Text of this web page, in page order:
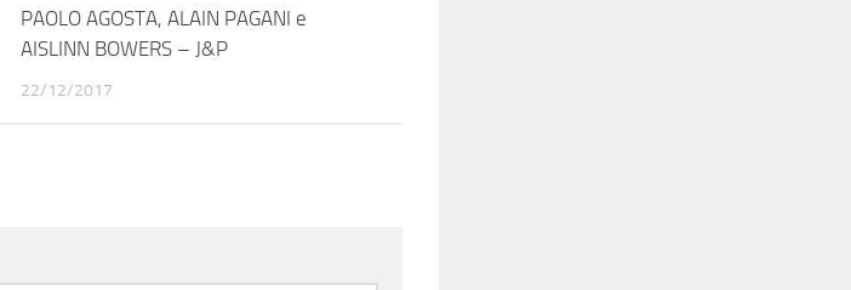
PAOLO AGOSTA, ALAIN PAGANI e
AISLINN BOWERS – J&P
22/12/2017